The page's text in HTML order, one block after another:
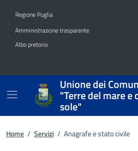
Regione Puglia
Amministrazione trasparente
Albo pretorio
Unione dei
"Terre del mare e
sole"
Home / Servizi / Anagrafe e stato civile